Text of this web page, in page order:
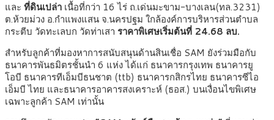
และ ที่ดินเปล่า เนื้อที่กว่า 16 ไร่ ถ.เด่นมะขาม-บางเลน(ทล.3231)
ต.ห้วยม่วง อ.กำแพงแสน จ.นครปฐม ใกล้องค์การบริหารส่วนตำบล
กระตีบ วัดทะเลบก วัดท่าเสา ราคาพิเศษเริ่มต้นที่ 24.68 ลบ.
สำหรับลูกค้าที่มองหาการสนับสนุนด้านสินเชื่อ SAM ยังร่วมมือกับ
ธนาคารพันธมิตรชั้นนำ 6 แห่ง ได้แก่ ธนาคารกรุงเทพ ธนาคารยู
โอบี ธนาคารทีเอ็มบีธนชาต (ttb) ธนาคารกสิกรไทย ธนาคารซีไอ
เอ็มบี ไทย และธนาคารอาคารสงเคราะห์ (ธอส.) บนเงื่อนไขพิเศษ
เฉพาะลูกค้า SAM เท่านั้น